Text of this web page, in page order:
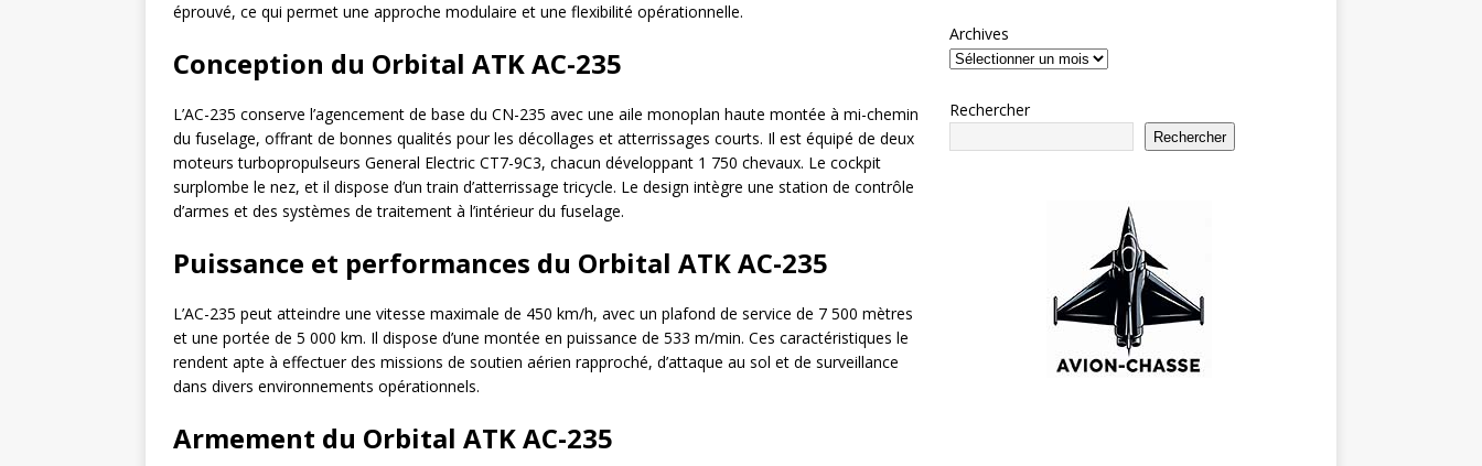
éprouvé, ce qui permet une approche modulaire et une flexibilité opérationnelle.
Conception du Orbital ATK AC-235
L’AC-235 conserve l’agencement de base du CN-235 avec une aile monoplan haute montée à mi-chemin
du fuselage, offrant de bonnes qualités pour les décollages et atterrissages courts. Il est équipé de deux
moteurs turbopropulseurs General Electric CT7-9C3, chacun développant 1 750 chevaux. Le cockpit
surplombe le nez, et il dispose d’un train d’atterrissage tricycle. Le design intègre une station de contrôle
d’armes et des systèmes de traitement à l’intérieur du fuselage.
Puissance et performances du Orbital ATK AC-235
L’AC-235 peut atteindre une vitesse maximale de 450 km/h, avec un plafond de service de 7 500 mètres
et une portée de 5 000 km. Il dispose d’une montée en puissance de 533 m/min. Ces caractéristiques le
rendent apte à effectuer des missions de soutien aérien rapproché, d’attaque au sol et de surveillance
dans divers environnements opérationnels.
Armement du Orbital ATK AC-235
Archives
Rechercher
Rechercher